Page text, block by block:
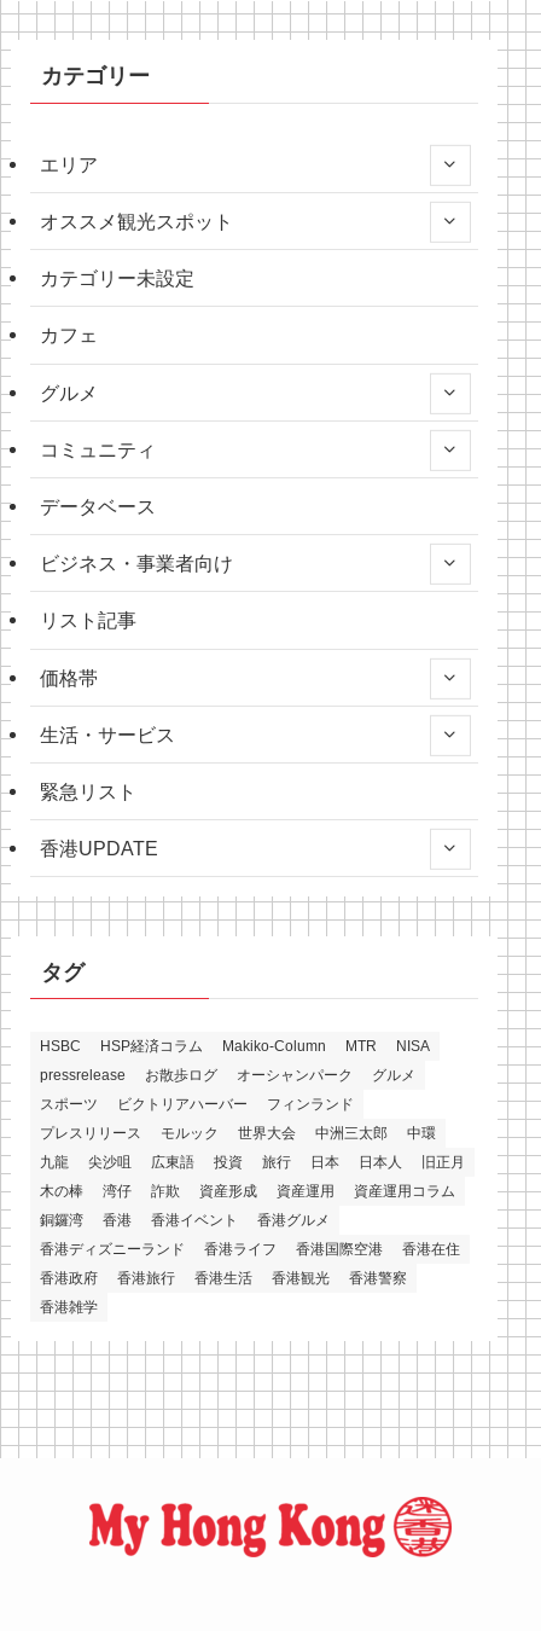
カテゴリー
エリア
オススメ観光スポット
カテゴリー未設定
カフェ
グルメ
コミュニティ
データベース
ビジネス・事業者向け
リスト記事
価格帯
生活・サービス
緊急リスト
香港UPDATE
タグ
HSBC HSP経済コラム Makiko-Column MTR
NISA
pressrelease
お散歩ログ オーシャンパーク
グルメ
スポーツ
ビクトリアハーバー
フィンランド
プレスリリース
モルック 世界大会 中洲三太郎
中環
九龍
尖沙咀 広東語 投資 旅行 日本 日本人
旧正月
木の棒
湾仔 詐欺 資産形成 資産運用
資産運用コラム
銅鑼湾
香港 香港イベント
香港グルメ
香港ディズニーランド
香港ライフ 香港国際空港
香港在住
香港政府
香港旅行 香港生活 香港観光
香港警察
香港雑学